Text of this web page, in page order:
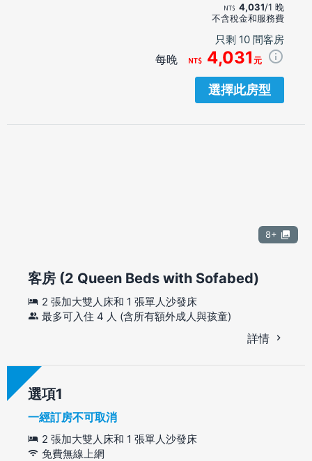
4,031/1 晚
不含稅金和服務費
只剩 10 間客房
每晚 4,031 元
選擇此房型
8+
客房 (2 Queen Beds with Sofabed)
2 張加大雙人床和 1 張單人沙發床
最多可入住 4 人 (含所有額外成人與孩童)
詳情
選項
一經訂房不可取消
2 張加大雙人床和 1 張單人沙發床
免費無線上網